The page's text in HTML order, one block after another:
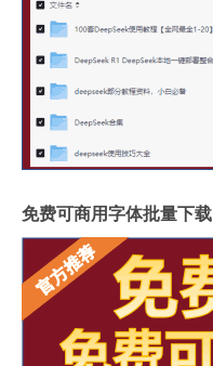
免费可商用字体批量下载